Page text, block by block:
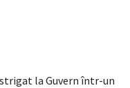
la Guvern într-un